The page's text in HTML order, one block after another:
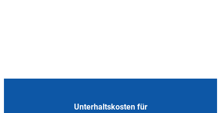
Unterhaltskosten für